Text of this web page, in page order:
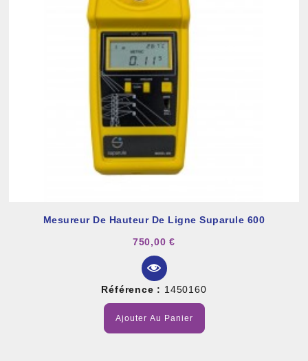
Mesureur De Hauteur De Ligne Suparule 600
750,00 €
Référence : 1450160
Ajouter Au Panier